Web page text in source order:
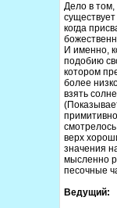
Дело в том,
когда
И именно,
подобию
котором
более
взять
верх
значения
мысленно
песочные
Ведущий: